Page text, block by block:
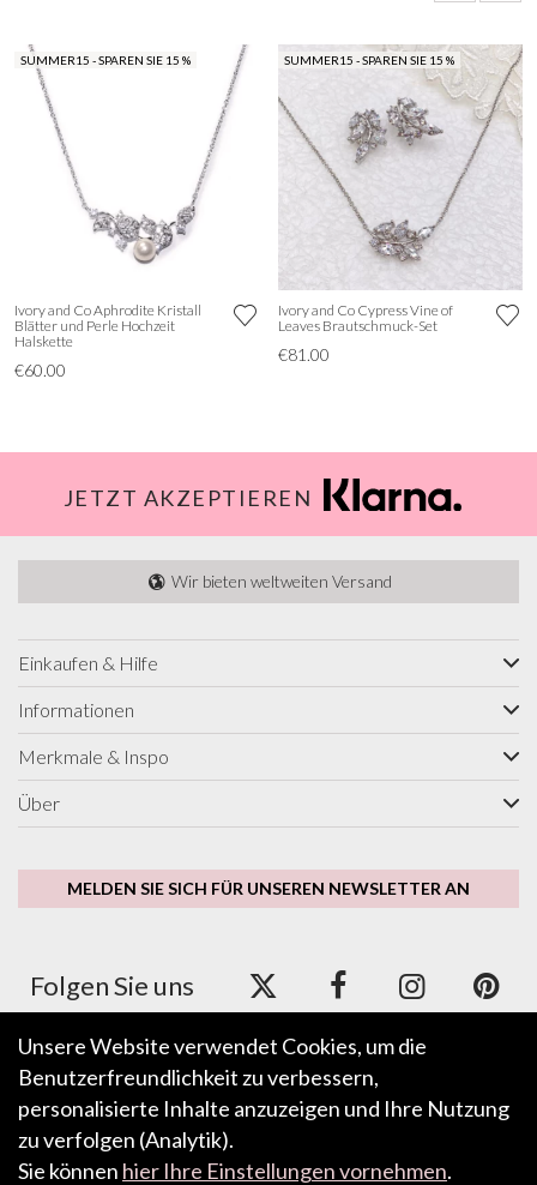
SUMMER15 - SPAREN SIE 15 %
Ivory and Co Aphrodite Kristall
Blätter und Perle Hochzeit
Halskette
€60.00
SUMMER15 - SPAREN SIE 15 %
Ivory and Co Cypress Vine of
Leaves Brautschmuck-Set
€81.00
JETZT AKZEPTIEREN
Wir bieten weltweiten Versand
Einkaufen & Hilfe
Informationen
Merkmale & Inspo
Über
MELDEN SIE SICH FÜR UNSEREN NEWSLETTER AN
Folgen Sie uns
Wir akzeptieren ApplePay, GooglePay, PayPal und
Unsere Website verwendet Cookies, um die
Benutzerfreundlichkeit zu verbessern,
personalisierte Inhalte anzuzeigen und Ihre Nutzung
zu verfolgen (Analytik).
Sie können hier Ihre Einstellungen vornehmen.